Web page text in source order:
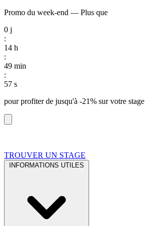
Promo du week-end — Plus que
0 j
:
14 h
:
49 min
:
56 s
pour profiter de jusqu'à -21% sur votre stage
TROUVER UN STAGE
INFORMATIONS UTILES